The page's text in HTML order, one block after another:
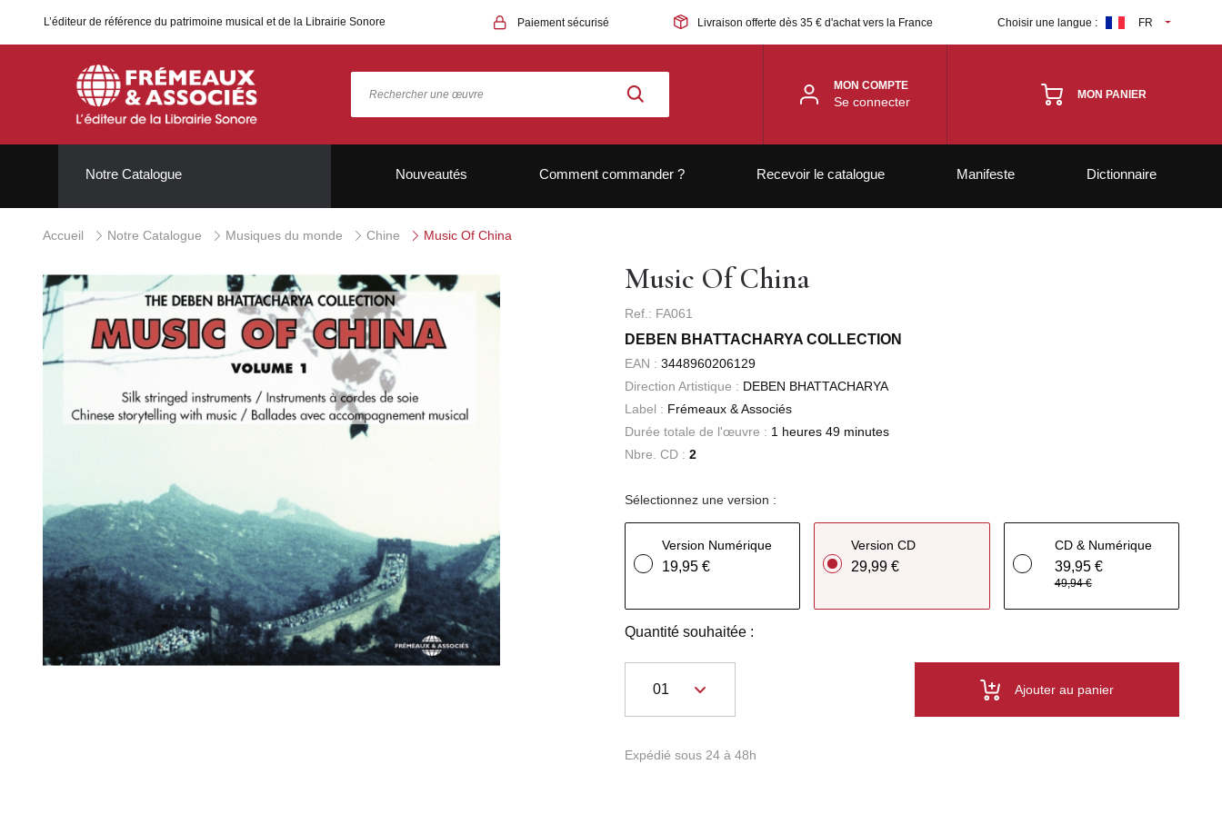
L’éditeur de référence du patrimoine musical et de la Librairie Sonore Paiement sécurisé Livraison offerte dès 35 € d'achat vers la France Choisir une langue : FR
MON COMPTE
Se connecter MON PANIER
Notre Catalogue Nouveautés Comment commander ? Recevoir le catalogue Manifeste Dictionnaire
Accueil Notre Catalogue Musiques du monde Chine Music Of China
Music Of China
Ref.: FA061
DEBEN BHATTACHARYA COLLECTION
EAN : 3448960206129
Direction Artistique : DEBEN BHATTACHARYA
Label : Frémeaux & Associés
Durée totale de l'œuvre : 1 heures 49 minutes
Nbre. CD : 2
Sélectionnez une version :
Version Numérique
19,95 €
Version CD
29,99 €
CD & Numérique
39,95 €
49,94 €
Quantité souhaitée :
Ajouter au panier
Expédié sous 24 à 48h